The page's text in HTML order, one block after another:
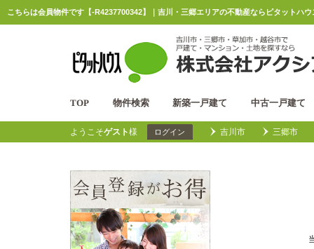
こちらは会員物件です【-R4237700342】｜吉川・三郷エリアの不動産ならピタットハ
TOP 物件検索 新築一戸建て 中古一戸建て
ようこそゲスト様 ログイン 吉川市 三郷市